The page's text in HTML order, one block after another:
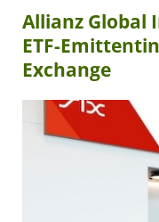
Allianz Global
ETF-
Exchange